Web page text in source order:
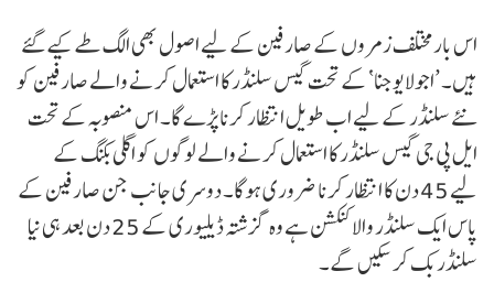
اس بار مختلف زمروں کے صارفین کے لیے اصول بھی الگ طے کیے گئے
ہیں۔ ’اجولا یوجنا‘ کے تحت گیس سلنڈر کا استعمال کرنے والے صارفین کو
نئے سلنڈر کے لیے اب طویل انتظار کرنا پڑے گا۔ اس منصوبہ کے تحت
ایل پی جی گیس سلنڈر کا استعمال کرنے والے لوگوں کو اگلی بکنگ کے
لیے 45 دن کا انتظار کرنا ضروری ہوگا۔ دوسری جانب جن صارفین کے
پاس ایک سلنڈر والا کنکشن ہے وہ گزشتہ ڈیلیوری کے 25 دن بعد ہی نیا
سلنڈر بک کر سکیں گے۔